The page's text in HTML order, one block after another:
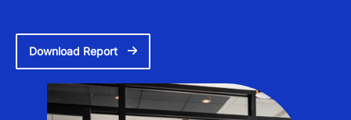
Download Report